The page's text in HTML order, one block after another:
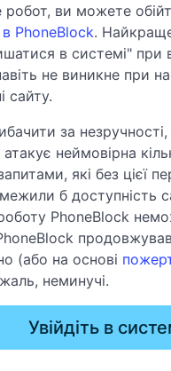
ви можете
PhoneBlock.
в системі" при
не виникне при
сайту.
за незручності,
неймовірна
які без цієї
б доступність
PhoneBlock
(або на основі
неминучі.
Увійдіть в